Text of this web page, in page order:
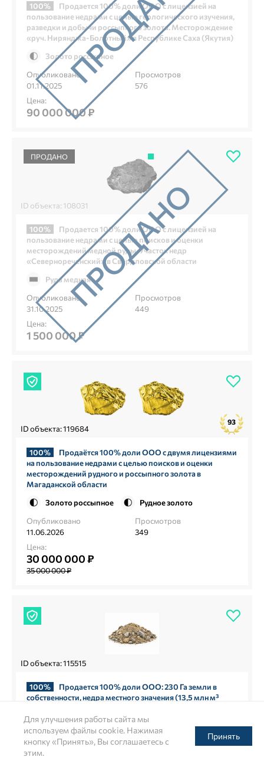
100%
Продается 100% доли ООО с лицензией на
пользование недрами с целью геологического изучения,
разведки и добычи россыпного золота. Месторождение
«руч. Нирянджа‑Болотный» в Республике Саха (Якутия)
Золото россыпное
Опубликовано
01.11.2025
Просмотров
576
Цена:
90 000 000 ₽
ПРОДАНО
ID объекта: 108031
100%
Продается 100% доли ООО с лицензией на
пользование недрами с целью поисков и оценки
месторождений медной руды. Участок недр
«Севернореченский» в Свердловской области
Руда медная
Опубликовано
31.10.2025
Просмотров
449
Цена:
1 500 000 ₽
ID объекта: 119684
93
100%
Продаётся 100% доли ООО с двумя лицензиями
на пользование недрами с целью поисков и оценки
месторождений рудного и россыпного золота в
Магаданской области
Золото россыпное
Рудное золото
Опубликовано
11.06.2026
Просмотров
349
Цена:
30 000 000 ₽
35 000 000 ₽
ID объекта: 115515
100%
Продается 100% доли ООО: 230 Га земли в
собственности, недра местного значения (13,5 млн м³
Валунно-песчано-гравийные смеси
Опубликовано
07.04.2026
Просмотров
Для улучшения работы сайта мы
используем файлы cookie. Нажимая
кнопку «Принять», Вы соглашаетесь с
этим.
Принять